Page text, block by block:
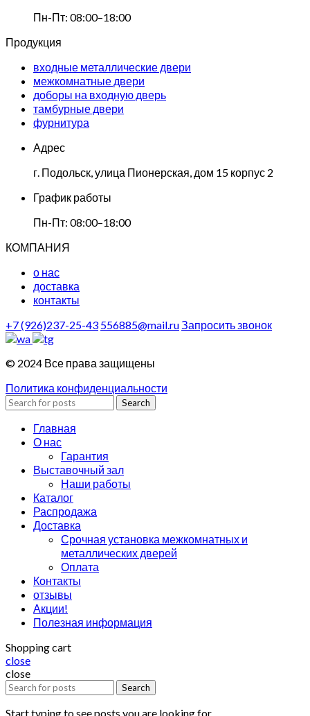
Пн-Пт: 08:00–18:00
Продукция
входные металлические двери
межкомнатные двери
доборы на входную дверь
тамбурные двери
фурнитура
Адрес
г. Подольск, улица Пионерская, дом 15 корпус 2
График работы
Пн-Пт: 08:00–18:00
КОМПАНИЯ
о нас
доставка
контакты
+7 (926)237-25-43 556885@mail.ruЗапросить звонок
© 2024 Все права защищены
Политика конфиденциальности
Search
Главная
О нас
Гарантия
Выставочный зал
Наши работы
Каталог
Распродажа
Доставка
Срочная установка межкомнатных и
металлических дверей
Оплата
Контакты
отзывы
Акции!
Полезная информация
Shopping cart
close
close
Search
Start typing to see posts you are looking for.